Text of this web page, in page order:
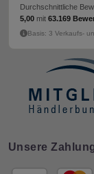
Durchschnittliche
5,00 mit 63.169
Basis: 3 Verkaufs-
Unsere